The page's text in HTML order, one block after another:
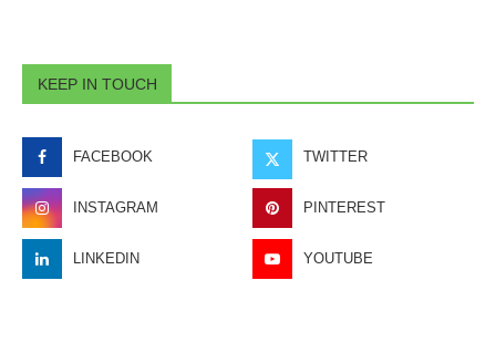
KEEP IN TOUCH
FACEBOOK TWITTER
INSTAGRAM PINTEREST
LINKEDIN YOUTUBE